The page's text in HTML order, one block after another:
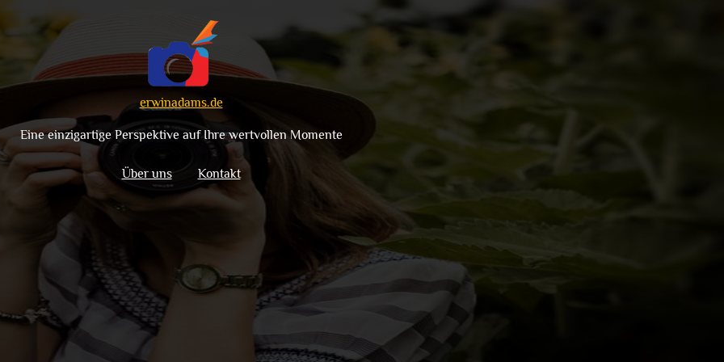
erwinadams.de
Eine einzigartige Perspektive auf Ihre wertvollen Momente
Über uns Kontakt